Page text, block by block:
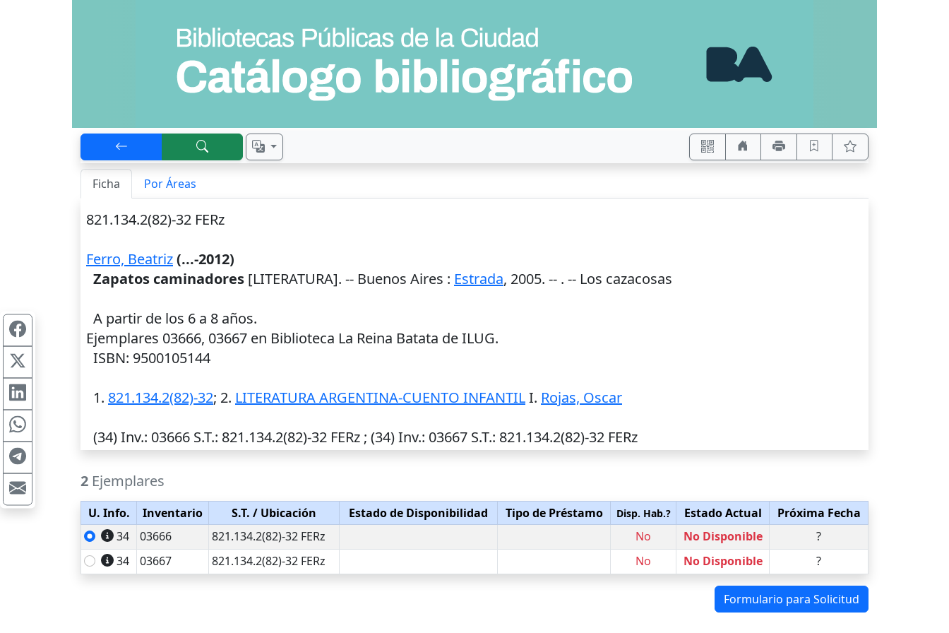
Ficha Por Áreas
821.134.2(82)-32 FERz
Ferro, Beatriz(...-2012)
Zapatos caminadores [LITERATURA]. -- Buenos Aires : Estrada, 2005. -- . -- Los cazacosas
A partir de los 6 a 8 años.
Ejemplares 03666, 03667 en Biblioteca La Reina Batata de ILUG.
ISBN: 9500105144
1. 821.134.2(82)-32; 2. LITERATURA ARGENTINA-CUENTO INFANTILI. Rojas, Oscar
(34)Inv.: 03666 S.T.: 821.134.2(82)-32 FERz ; (34)Inv.: 03667 S.T.: 821.134.2(82)-32 FERz
2 Ejemplares
U. Info. Inventario S.T. / Ubicación Estado de Disponibilidad Tipo de Préstamo Disp. Hab.? Estado Actual
Próxima Fecha
34
03666 821.134.2(82)-32 FERz No No Disponible
?
34
03667 821.134.2(82)-32 FERz No No Disponible ?
Formulario para Solicitud